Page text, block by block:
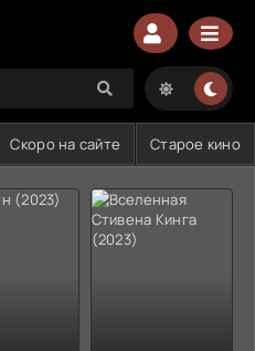
Скоро на сайте Старое кино